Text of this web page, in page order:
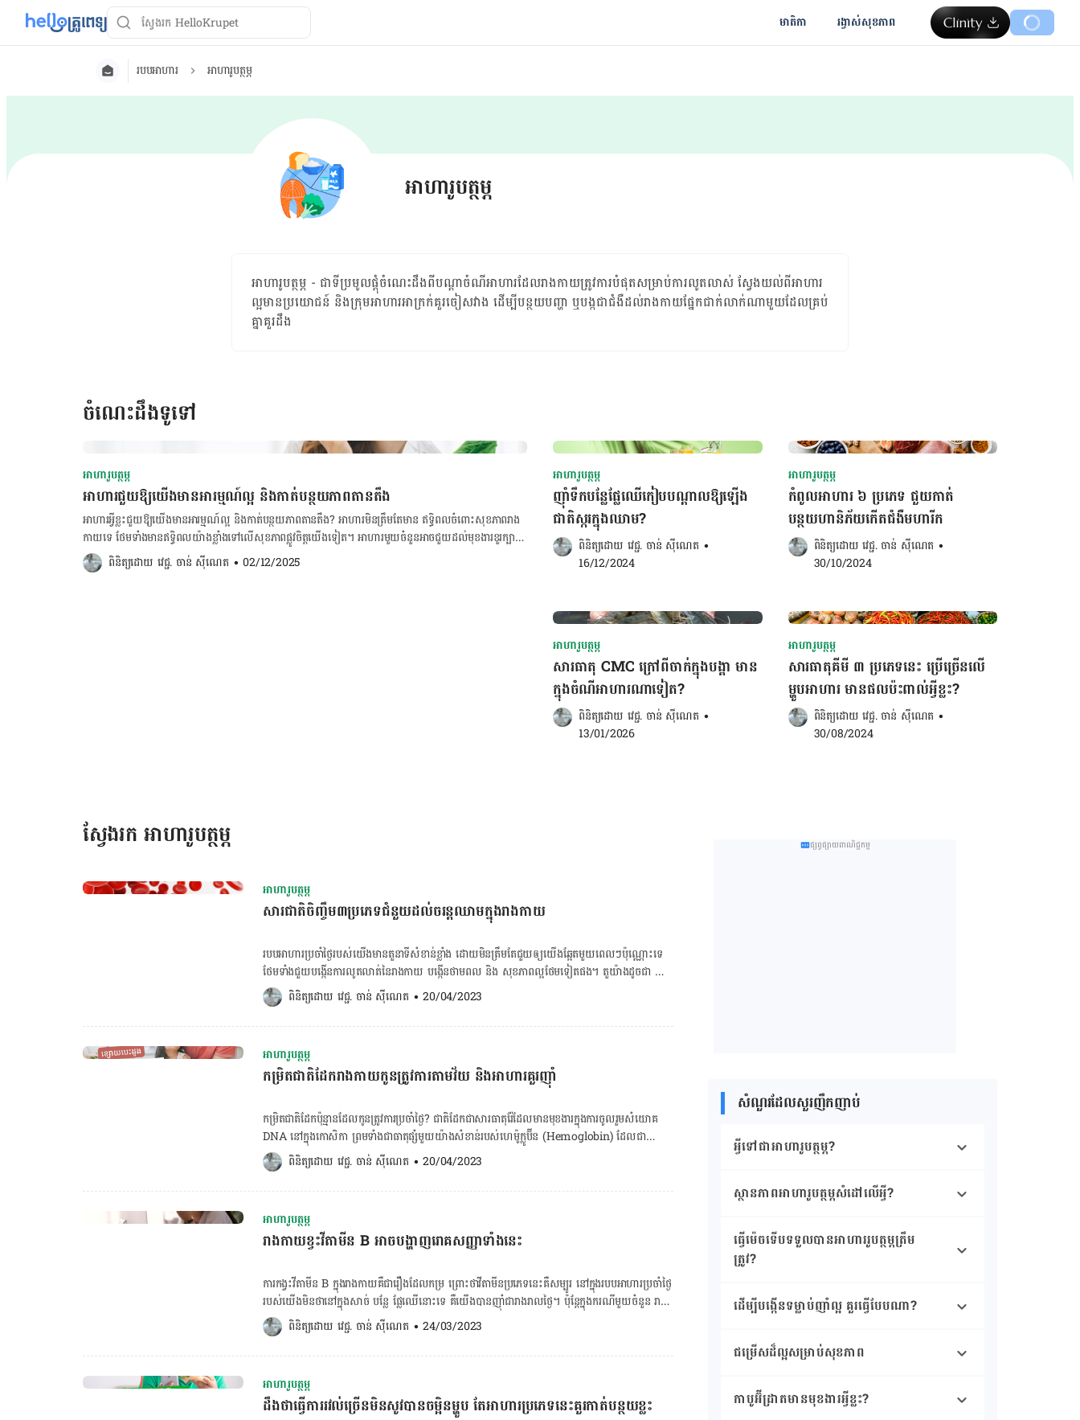
មាតិកា រង្វាស់​សុខភាព
របបអាហារ អាហារូបត្ថម្ភ
អាហារូបត្ថម្ភ
អាហារូបត្ថម្ភ - ជាទី​ប្រមូលផ្ដុំចំណេះដឹងពី​​បណ្ដា​ចំណីអាហារ​ដែល​រាងកាយ​ត្រូវការ​បំផុត​សម្រាប់​ការ​លូតលាស់ ស្វែងយល់ពីអាហារ
ល្អមានប្រយោជន៍ និង​ក្រុមអាហារអាក្រក់គួរចៀសវាង ដើម្បី​បន្ថយបញ្ហា ឬបង្កជាជំងឺដល់រាងកាយផ្នែកជាក់លាក់ណាមួយដែលគ្រប់
គ្នា​គួរដឹង
ចំណេះដឹងទូទៅ
អាហារូបត្ថម្ភ
អាហារជួយឱ្យយើងមានអារម្មណ៍ល្អ​ និងកាត់បន្ថយភាពតានតឹង
អាហារអ្វីខ្លះជួយឱ្យយើងមានអារម្មណ៍ល្អ​ និងកាត់បន្ថយភាពតានតឹង? អាហារមិនត្រឹមតែមាន ឥទ្ធិពលចំពោះ​សុខភាពរាង
កាយទេ ថែមទាំងមានឥទ្ធិពលយ៉ាងខ្លាំងទៅលើសុខភាព​ផ្លូវ​ចិត្តយើងទៀត។ អាហារមួយចំនួនអាចជួយដល់មុខងារខួរក្បាល
បង្កើនអ័រម៉ូនជួយឱ្យយើងរីករាយ និងស្ងប់អារម្មណ៍។ អាហារជួយឱ្យយើងមានអារម្មណ៍ល្អ​ និងកាត់បន្ថយភាពតានតឹងមាន
ដូចជា៖ ១. អាហារសម្បូរប្រ៉ូបាយអូទិក គីមឈី យ៉ាអួរជាដើមសម្បូរទៅដោយប្រ៉ូបាយអូទិក ដែលជួយដល់សុខភាពប្រព័ន្ធ
ពិនិត្យដោយ វេជ្ជ. ចាន់ ស៊ីណេត • 02/12/2025
អាហារូបត្ថម្ភ
ញុាំទឹកប​ន្លែផ្លែឈើកៀបបណ្តាលឱ្យឡើង
ជាតិស្ករក្នុងឈាម?
ពិនិត្យដោយ វេជ្ជ. ចាន់ ស៊ីណេត •
16/12/2024
អាហារូបត្ថម្ភ
កំពូលអាហារ ៦ ប្រភេទ ជួយកាត់
បន្ថយហានិភ័យកើតជំងឺមហារីក
ពិនិត្យដោយ វេជ្ជ. ចាន់ ស៊ីណេត •
30/10/2024
អាហារូបត្ថម្ភ
សារធាតុ CMC ក្រៅពីចាក់ក្នុងបង្គា មាន
ក្នុងចំណីអាហារណាទៀត?
ពិនិត្យដោយ វេជ្ជ. ចាន់ ស៊ីណេត •
13/01/2026
អាហារូបត្ថម្ភ
សារធាតុគីមី ៣ ប្រភេទនេះ ប្រើច្រើនលើ
ម្ហូបអាហារ​ មានផលប៉ះពាល់អ្វីខ្លះ?
ពិនិត្យដោយ វេជ្ជ. ចាន់ ស៊ីណេត •
30/08/2024
ស្វែងរក អាហារូបត្ថម្ភ
អាហារូបត្ថម្ភ
សារជាតិចិញ្ចឹម៣ប្រភេទជំនួយដល់ចរន្ដឈាមក្នុងរាងកាយ
របបអាហារប្រចាំថ្ងៃរបស់យើងមានតួនាទីសំខាន់ខ្លាំង ដោយមិនត្រឹមតែជួយឲ្យយើងឆ្អែតមួយពេលៗប៉ុណ្ណោះទេ
ថែមទាំងជួយបង្កើនការលូតលាត់នៃរាងកាយ បង្កើនថាមពល និង សុខភាពល្អថែមទៀតផង។ តួយ៉ាងដូចជា សារ
ធាតុចិញ្ចឹមទាំង៣ប្រភេទខាងក្រោម ដែលមានមុខងារពិសេសជួយចិញ្ចឹមកោសិការគ្រាប់ឈាមបានល្អ និង ធ្វើឲ្យ
ចរន្ដឈាមក្នុងរាងកាយទាំងមូលដំណើរការស្រួល។ ចង់គណនារង្វាស់ចង្វាក់បេះដូង ចុចទីនេះ! ចងពិនិត្យជំងឺ
សរសៃឈាមបេះដូង ចុចទីនេះ! ១.វីតាមីន E វីតាមីន E ជាវីតាមីនសំខាន់ដែលជំនួយដល់ដំណើរការចរន្ដឈាម
សំខាន់នេះ ក៏មានចំណែកជួយព្យាបាលអ្នកមានអាការៈត្រជាក់ដៃ ជើង ដោយសារចរន្ដឈាមមិនដំណើរការល្អផង​
ដែរ។ ការសិក្សាបានបង្ហាញថា វីតាមីន E ក៏ជួយឲ្យចរន្ដឈាមដំណើរការល្អក្នុងប្រព័ន្ធបន្ដពូជ ទាំងបុរស និង ស្ដ្រី
ល្អិត ផ្លែល្ពៅ ផ្លែគីវី និង ប្រូខូលី។ ២.វីតាមីន B វីតាមីន B មានចំណែកយ៉ាងសំខាន់ដល់ការបង្កើត កោសិកា
គ្រាប់ឈាមក្រហម ការផលិត DNA និង ជំនួយដល់ប្រព័ន្ធប្រសាទទាំងមូល។ ដូច្នេះយើងអាចស្វែងរកវីតាមីន B
មាននៅក្នុងរបបអាហារប្រចាំថ្ងៃដូចជា បន្លែស្លឹកបៃតង ថ្លើមសត្វ គ្រាប់ធញ្ញជាតិ ផ្លែឈើមានពណ៌លឿង និង […]
ពិនិត្យដោយ វេជ្ជ. ចាន់ ស៊ីណេត • 20/04/2023
អាហារូបត្ថម្ភ
កម្រិតជាតិដែករាងកាយកូនត្រូវការតាមវ័យ និងអាហារគួរញ៉ាំ
កម្រិត​ជាតិដែកប៉ុន្មានដែលកូនត្រូវ​ការ​ប្រចាំថ្ងៃ? ជាតិដែកជាសារធាតុ​រ៉ែដែលមាន​​មុខងារក្នុងការចូលរួមសំយោគ
DNA នៅក្នុងកោសិកា ព្រមទាំង​ជាធាតុ​ផ្សំ​មួយយ៉ាងសំខាន់របស់ហេម៉ូក្លូប៊ីន (Hemoglobin) ​ដែលជា
ប្រូតេអ៊ីននៅក្នុង​គ្រាប់​ឈាមក្រហម។ ការ​ខ្វះ​ជាតិដែកបង្កឱ្យកូនមាន​ផលវិបាក​សុខភាព​​ផ្សេងៗ ដូច​នេះ​ហើយ​ទើប​
ប៉ា​ម៉ាក់​ត្រូវ​យក​ចិត្ត​ទុក​ដាក់​ការពារ​កូន​កុំ​ឲ្យ​ខ្វះជាតិ​ដែក​។​ ១. កម្រិតជាតិដែកកូនត្រូវការតាមវ័យ ជាទូទៅទារកទើប
កើតរហូតដល់អាយុ ៦ ខែមានជាតិដែកស្តុកទុកក្នុងខ្លួន​គ្រប់គ្រាន់សម្រាប់​ផលិត​ឈាម​ក្រហម​ហើយ ​មិនចាំបាច់
ទារកអាយុ ៧-១២ ខែ៖ ១១ មិល្លីក្រាមក្នុងមួយថ្ងៃ កុមារអាយុ ១-៣ ឆ្នាំ៖ ៧ មិល្លីក្រាមក្នុងមួយថ្ងៃ កុមារអាយុ
៤-៨ ឆ្នាំ៖ ១០ មិល្លីក្រាមក្នុងមួយថ្ងៃ កុមារអាយុ ៩-១៣ ឆ្នាំ៖ ៨ មិល្លីក្រាមក្នុងមួយថ្ងៃ ក្មេងស្រីអាយុ ១៤-១៨
ខ្វះជាតិដែកលើកុមារ លោកវេជ្ជបណ្ឌិត ទ្រី លីធាង ឯកទេសរោគកុមារ និងជំងឺឈាមលើកុមារ​នៅមន្ទីរ​ពេទ្យ​កុមារ
ជាតិ​បាន​​ឱ្យ​ដឹង​ថា នៅពេលខ្វះជាតិដែក កូននឹង ជួបផលវិបាកសុខភាពធំៗបីយ៉ាង៖ ក. […]
ពិនិត្យដោយ វេជ្ជ. ចាន់ ស៊ីណេត • 20/04/2023
អាហារូបត្ថម្ភ
រាងកាយខ្វះវីតាមីន B អាចបង្ហាញរោគសញ្ញាទាំងនេះ
ការកង្វះវីតាមីន B ក្នុងរាងកាយគឺជារឿងដែលកម្រ ព្រោះថាវីតាមីនប្រភេទនេះគឺសម្បូរ នៅក្នុងរបបអាហារប្រចាំថ្ងៃ
របស់យើងមិនថានៅក្នុងសាច់ បន្លែ ផ្លែឈើនោះទេ គឺយើងបានញ៉ាំជារាងរាលថ្ងៃ។ ប៉ុន្ដែក្នុងករណីមួយចំនួន រាង
កាយក៏អាចប្រឈមខ្វះវីតាមីន B បានដែរ ដូចជា អ្នកគ្មានអាហារញ៉ាំគ្រប់គ្រាន់ អ្នកមានជំងឺផ្នែកប្រព័ន្ធរលាយ
អាហារ អ្នកកាត់បន្ថយរបបអាហារដើម្បីសម្រកគីឡូ និង អ្នកតមសាច់ប្រឈមខ្លះវីតាមីន B12 ជាងគេ។ ចង់
គណនា BMR ចុចទីនេះ! ចង់គណនារង្វាស់ចង្វាក់បេះដូង ចុចទីនេះ! វីតាមីន B បែងចែកជា ៨ប្រភេទសំខាន់
រំញោចដល់មុខងារប្រព័ន្ធប្រសាទ និង បំប្លែងជាតិស្ករទៅជាថាមពល។ វីតាមីន B2 ជំនួយការលូតលាស់កោសិកា
ពង្រឹងប្រព័ន្ធប្រសាទ សុខភាពស្បែក ភ្នែក ថ្លើម និង សាច់ដុំ។ វីតាមីន B3 ជួយបំប្លែងជាតិកាបូនអ៊ីដ្រាត និង
ពិនិត្យដោយ វេជ្ជ. ចាន់ ស៊ីណេត • 24/03/2023
អាហារូបត្ថម្ភ
ដឹងថាធ្វើការរវល់ច្រើនមិន​សូវ​បាន​ចម្អិន​ម្ហូប​ តែអាហារប្រភេទនេះគួរកាត់បន្ថយខ្លះ
ផ្សព្វផ្សាយពាណិជ្ជកម្ម
សំណួរដែលសួរញឹកញាប់
អ្វីទៅ​ជាអាហារូបត្ថម្ភ?
ស្ថានភាពអាហារូបត្ថម្ភសំដៅលើអ្វី?
ធ្វើម៉េច​ទើប​ទទួល​បាន​អាហាររូបត្ថម្ភត្រឹម
ត្រូវ?
ដើម្បីបង្កើន​ទម្លាប់ញាំល្អ គួរ​ធ្វើ​បែបណា?
ជម្រើសដ៏ល្អសម្រាប់សុខភាព
កាបូអ៊ីដ្រាតមានមុខងារអ្វីខ្លះ?